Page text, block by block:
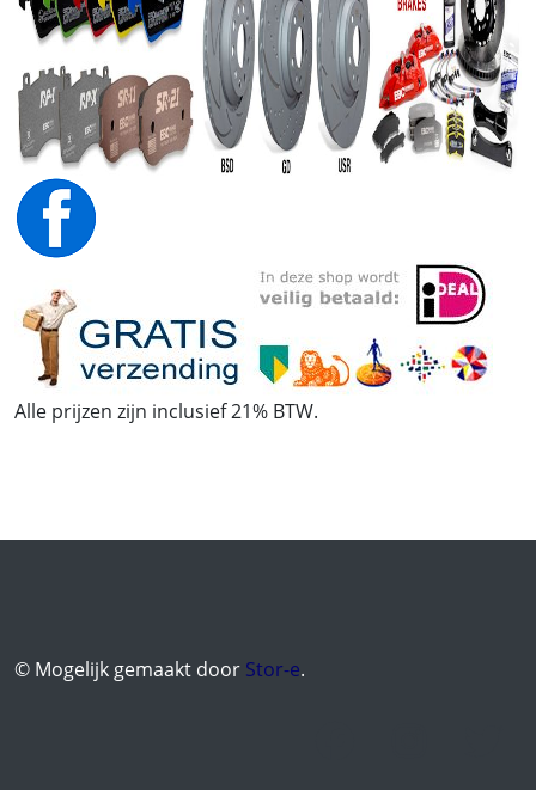
Alle prijzen zijn inclusief 21% BTW.
© Mogelijk gemaakt door Stor-e.